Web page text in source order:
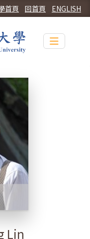
ENGLISH
回首頁
首頁
Toggle
Lin